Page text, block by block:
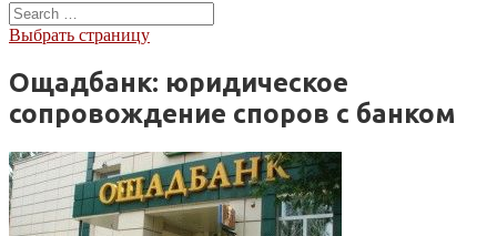
Выбрать страницу
Ощадбанк: юридическое
сопровождение споров с банком